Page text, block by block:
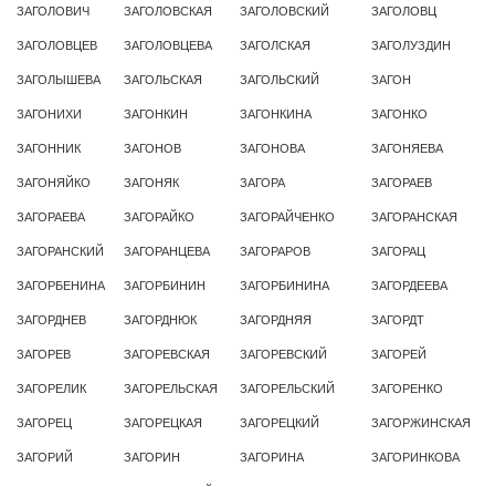
ЗАГОЛОВИЧ ЗАГОЛОВСКАЯ ЗАГОЛОВСКИЙ ЗАГОЛОВЦ
ЗАГОЛОВЦЕВ ЗАГОЛОВЦЕВА ЗАГОЛСКАЯ ЗАГОЛУЗДИН
ЗАГОЛЫШЕВА ЗАГОЛЬСКАЯ ЗАГОЛЬСКИЙ ЗАГОН
ЗАГОНИХИ ЗАГОНКИН ЗАГОНКИНА ЗАГОНКО
ЗАГОННИК ЗАГОНОВ ЗАГОНОВА ЗАГОНЯЕВА
ЗАГОНЯЙКО ЗАГОНЯК ЗАГОРА ЗАГОРАЕВ
ЗАГОРАЕВА ЗАГОРАЙКО ЗАГОРАЙЧЕНКО ЗАГОРАНСКАЯ
ЗАГОРАНСКИЙ ЗАГОРАНЦЕВА ЗАГОРАРОВ ЗАГОРАЦ
ЗАГОРБЕНИНА ЗАГОРБИНИН ЗАГОРБИНИНА ЗАГОРДЕЕВА
ЗАГОРДНЕВ ЗАГОРДНЮК ЗАГОРДНЯЯ ЗАГОРДТ
ЗАГОРЕВ ЗАГОРЕВСКАЯ ЗАГОРЕВСКИЙ ЗАГОРЕЙ
ЗАГОРЕЛИК ЗАГОРЕЛЬСКАЯ ЗАГОРЕЛЬСКИЙ ЗАГОРЕНКО
ЗАГОРЕЦ ЗАГОРЕЦКАЯ ЗАГОРЕЦКИЙ ЗАГОРЖИНСКАЯ
ЗАГОРИЙ ЗАГОРИН ЗАГОРИНА ЗАГОРИНКОВА